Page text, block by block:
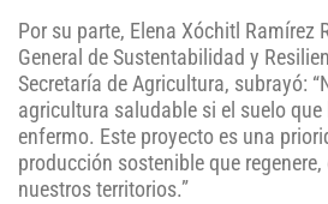
Por su parte, Elena Xóchitl Ramírez
General de Sustentabilidad y
Secretaría de Agricultura, subrayó:
agricultura saludable si el suelo que
enfermo. Este proyecto es una
producción sostenible que
nuestros territorios.”